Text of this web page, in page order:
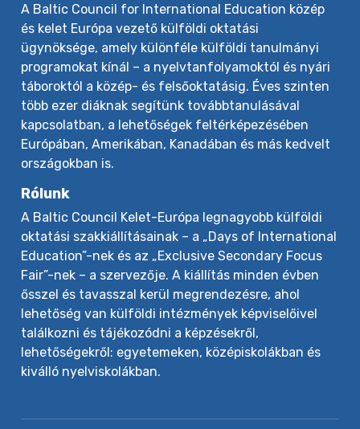
A Baltic Council for International Education közép
és kelet Európa vezető külföldi oktatási
ügynöksége, amely különféle külföldi tanulmányi
programokat kínál – a nyelvtanfolyamoktól és nyári
táboroktól a közép- és felsőoktatásig. Éves szinten
több ezer diáknak segítünk továbbtanulásával
kapcsolatban, a lehetőségek feltérképezésében
Európában, Amerikában, Kanadában és más kedvelt
országokban is.
Rólunk
A Baltic Council Kelet-Európa legnagyobb külföldi
oktatási szakkiállításainak – a „Days of International
Education”-nek és az „Exclusive Secondary Focus
Fair”-nek – a szervezője. A kiállítás minden évben
ősszel és tavasszal kerül megrendezésre, ahol
lehetőség van külföldi intézmények képviselőivel
találkozni és tájékozódni a képzésekről,
lehetőségekről: egyetemeken, középiskolákban és
kiválló nyelviskolákban.